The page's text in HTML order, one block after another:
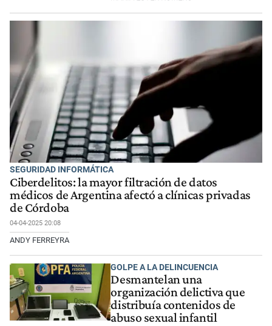
SEGURIDAD INFORMÁTICA
Ciberdelitos: la mayor filtración de datos
médicos de Argentina afectó a clínicas privadas
de Córdoba
04-04-2025 20:08
ANDY FERREYRA
GOLPE A LA DELINCUENCIA
Desmantelan una
organización delictiva que
distribuía contenidos de
abuso sexual infantil